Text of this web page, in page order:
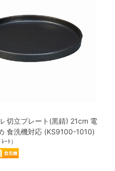
切立プレート(黒錆) 21cm 電
食洗機対応 (KS9100-1010)
ｰﾄ）